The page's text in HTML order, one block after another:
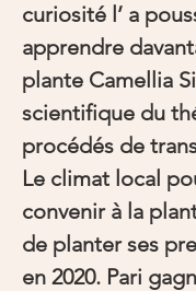
curiosité l’ a
apprendre
plante Camellia
scientifique du
procédés de
Le climat local
convenir à la
de planter ses
en 2020. Pari